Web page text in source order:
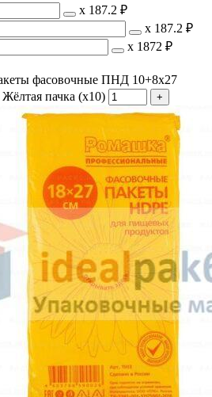
х 187.2 ₽
х 187.2 ₽
х 1872 ₽
фасовочные ПНД 10+8х27
пачка (х10)